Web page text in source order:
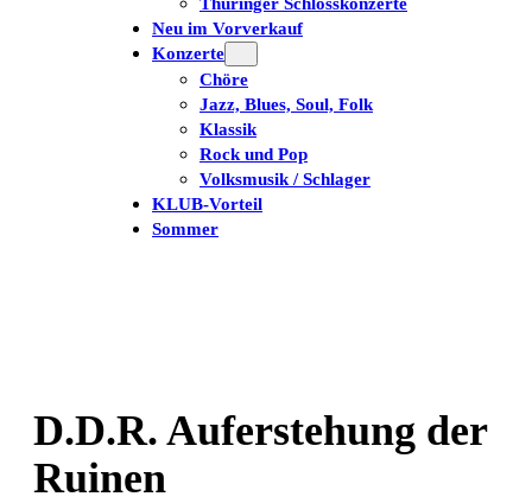
Neu im Vorverkauf
Konzerte
Chöre
Jazz, Blues, Soul, Folk
Klassik
Rock und Pop
Volksmusik / Schlager
KLUB-Vorteil
Sommer
D.D.R. Auferstehung der
Ruinen